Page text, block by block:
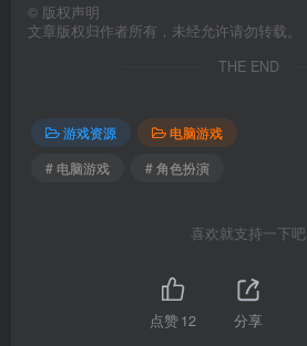
© 版权声明
文章版权归作者所有，未经允许请勿转载。
THE END
游戏资源
电脑游戏
# 电脑游戏
# 角色扮演
喜欢就支持一下吧
点赞12 分享